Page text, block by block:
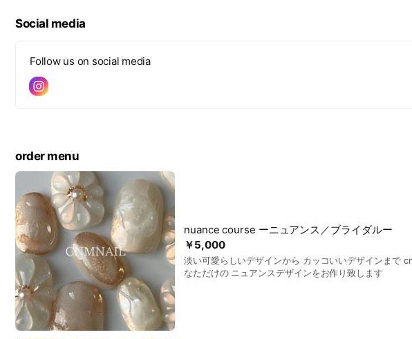
Social media
Follow us on social media
order menu
￥5,000
nuance course ーニュアンス／ブライダルー
淡い可愛らしいデザインから カッコいいデザインまで
なただけの ニュアンスデザインをお作り致します